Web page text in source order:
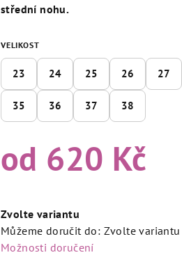
hvězdiček.
střední nohu.
VELIKOST
23 24 25 26 27
35 36 37 38
od 620 Kč
cena:
Zvolte variantu
Můžeme doručit do: Zvolte variantu
Možnosti doručení